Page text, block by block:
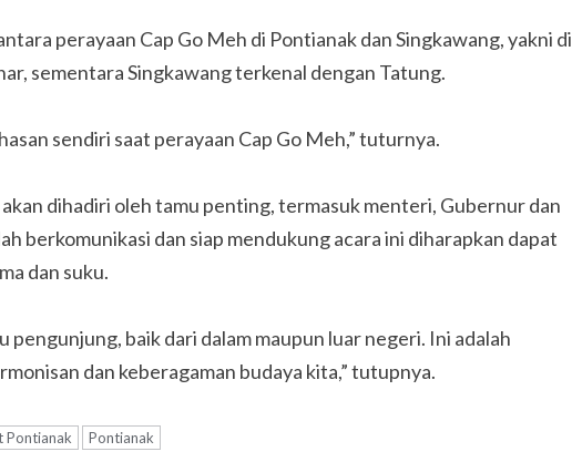
perayaan Cap Go Meh di Pontianak dan Singkawang, yakni di
sementara Singkawang terkenal dengan Tatung.
sendiri saat perayaan Cap Go Meh,” tuturnya.
dihadiri oleh tamu penting, termasuk menteri, Gubernur dan
berkomunikasi dan siap mendukung acara ini diharapkan dapat
dan suku.
pengunjung, baik dari dalam maupun luar negeri. Ini adalah
dan keberagaman budaya kita,” tutupnya.
Pontianak Pontianak